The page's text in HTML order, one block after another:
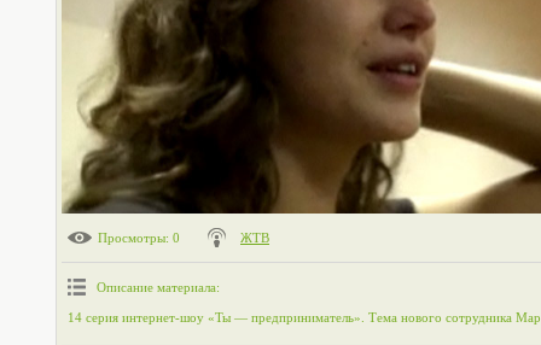
Просмотры: 0 ЖТВ
Описание материала:
14 серия интернет-шоу «Ты — предприниматель». Тема нового сотрудника